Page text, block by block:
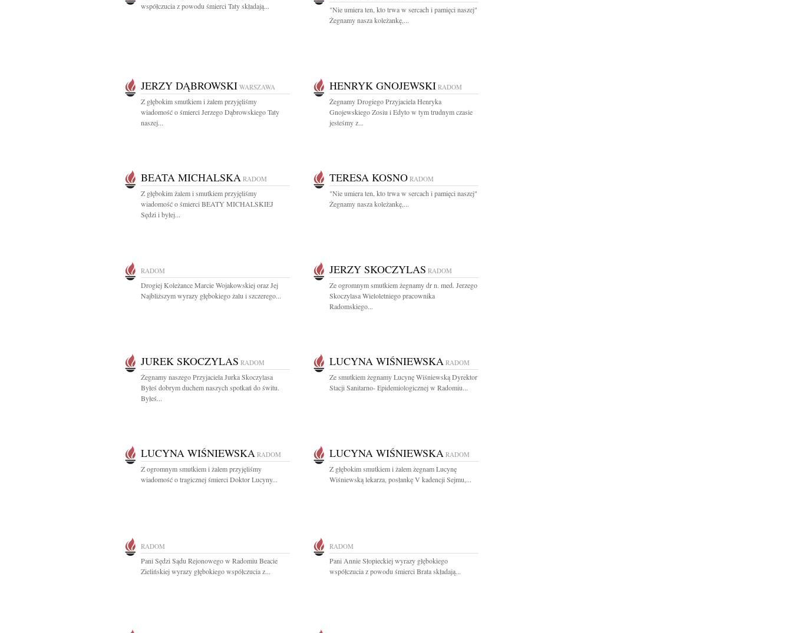
współczucia z powodu śmierci Taty składają...
"Nie umiera ten, kto trwa w sercach i pamięci naszej"
Żegnamy nasza koleżankę,...
JERZY DĄBROWSKI WARSZAWA
Z głębokim smutkiem i żalem przyjęliśmy
wiadomość o śmierci Jerzego Dąbrowskiego Taty
naszej...
HENRYK GNOJEWSKI RADOM
Żegnamy Drogiego Przyjaciela Henryka
Gnojewskiego Zosiu i Edyto w tym trudnym czasie
jesteśmy z...
BEATA MICHALSKA RADOM
Z głębokim żalem i smutkiem przyjęliśmy
wiadomość o śmierci BEATY MICHALSKIEJ
Sędzi i byłej...
TERESA KOSNO RADOM
"Nie umiera ten, kto trwa w sercach i pamięci naszej"
Żegnamy nasza koleżankę,...
RADOM
Drogiej Koleżance Marcie Wojakowskiej oraz Jej
Najbliższym wyrazy głębokiego żalu i szczerego...
JERZY SKOCZYLAS RADOM
Ze ogromnym smutkiem żegnamy dr n. med. Jerzego
Skoczylasa Wieloletniego pracownika
Radomskiego...
JUREK SKOCZYLAS RADOM
Żegnamy naszego Przyjaciela Jurka Skoczylasa
Byłeś dobrym duchem naszych spotkań do świtu.
Byłeś...
LUCYNA WIŚNIEWSKA RADOM
Ze smutkiem żegnamy Lucynę Wiśniewską Dyrektor
Stacji Sanitarno- Epidemiologicznej w Radomiu...
LUCYNA WIŚNIEWSKA RADOM
Z ogromnym smutkiem i żalem przyjęliśmy
wiadomość o tragicznej śmierci Doktor Lucyny...
LUCYNA WIŚNIEWSKA RADOM
Z głębokim smutkiem i żalem żegnam Lucynę
Wiśniewską lekarza, posłankę V kadencji Sejmu,...
RADOM
Pani Sędzi Sądu Rejonowego w Radomiu Beacie
Zielińskiej wyrazy głębokiego współczucia z...
RADOM
Pani Annie Słopieckiej wyrazy głębokiego
współczucia z powodu śmierci Brata składają...